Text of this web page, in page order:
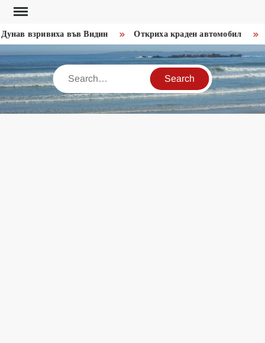
Skip
contentвзривиха във Видин Откриха краден автомобил
Search